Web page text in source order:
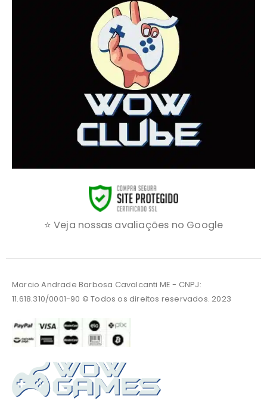
⭐ Veja nossas avaliações no Google
Marcio Andrade Barbosa Cavalcanti ME - CNPJ:
11.618.310/0001-90 © Todos os direitos reservados. 2023